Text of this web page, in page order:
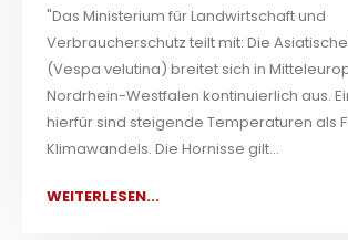
"Das Ministerium für Landwirtschaft und
Verbraucherschutz teilt mit: Die
(Vespa velutina) breitet sich in
Nordrhein-Westfalen kontinuierlich aus.
hierfür sind steigende Temperaturen als
Klimawandels. Die Hornisse gilt...
WEITERLESEN...